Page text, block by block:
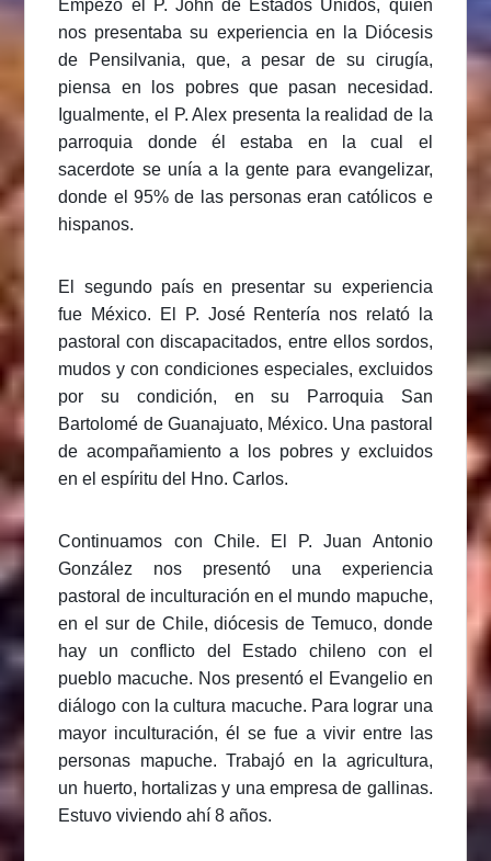
Empezó el P. John de Estados Unidos, quien
nos presentaba su experiencia en la Diócesis
de Pensilvania, que, a pesar de su cirugía,
piensa en los pobres que pasan necesidad.
Igualmente, el P. Alex presenta la realidad de la
parroquia donde él estaba en la cual el
sacerdote se unía a la gente para evangelizar,
donde el 95% de las personas eran católicos e
hispanos.
El segundo país en presentar su experiencia
fue México. El P. José Rentería nos relató la
pastoral con discapacitados, entre ellos sordos,
mudos y con condiciones especiales, excluidos
por su condición, en su Parroquia San
Bartolomé de Guanajuato, México. Una pastoral
de acompañamiento a los pobres y excluidos
en el espíritu del Hno. Carlos.
Continuamos con Chile. El P. Juan Antonio
González nos presentó una experiencia
pastoral de inculturación en el mundo mapuche,
en el sur de Chile, diócesis de Temuco, donde
hay un conflicto del Estado chileno con el
pueblo macuche. Nos presentó el Evangelio en
diálogo con la cultura macuche. Para lograr una
mayor inculturación, él se fue a vivir entre las
personas mapuche. Trabajó en la agricultura,
un huerto, hortalizas y una empresa de gallinas.
Estuvo viviendo ahí 8 años.